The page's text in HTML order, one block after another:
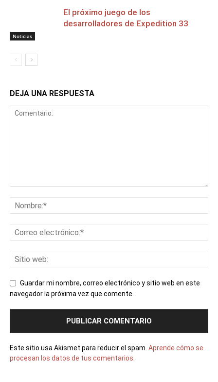
Noticias
El próximo juego de los
desarrolladores de Expedition 33
DEJA UNA RESPUESTA
Guardar mi nombre, correo electrónico y sitio web en este
navegador la próxima vez que comente.
Este sitio usa Akismet para reducir el spam. Aprende cómo se
procesan los datos de tus comentarios.